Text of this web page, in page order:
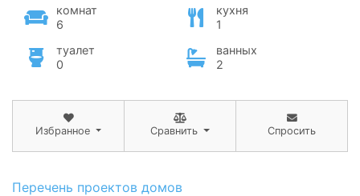
комнат
6
кухня
1
туалет
0
ванных
2
Избранное Сравнить Спросить
Перечень проектов домов